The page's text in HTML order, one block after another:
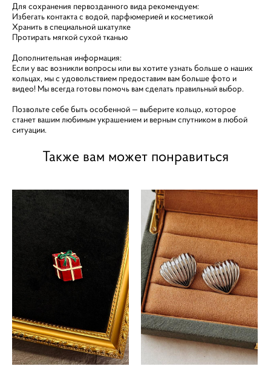
Для сохранения первозданного вида рекомендуем:
Избегать контакта с водой, парфюмерией и косметикой
Хранить в специальной шкатулке
Протирать мягкой сухой тканью
Дополнительная информация:
Если у вас возникли вопросы или вы хотите узнать больше о наших
кольцах, мы с удовольствием предоставим вам больше фото и
видео! Мы всегда готовы помочь вам сделать правильный выбор.
Позвольте себе быть особенной — выберите кольцо, которое
станет вашим любимым украшением и верным спутником в любой
ситуации.
Также вам может понравиться